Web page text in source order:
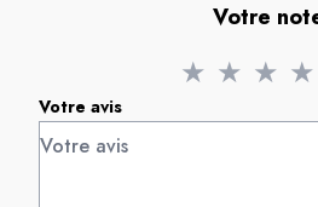
Votre
★ ★ ★ ★
Votre avis